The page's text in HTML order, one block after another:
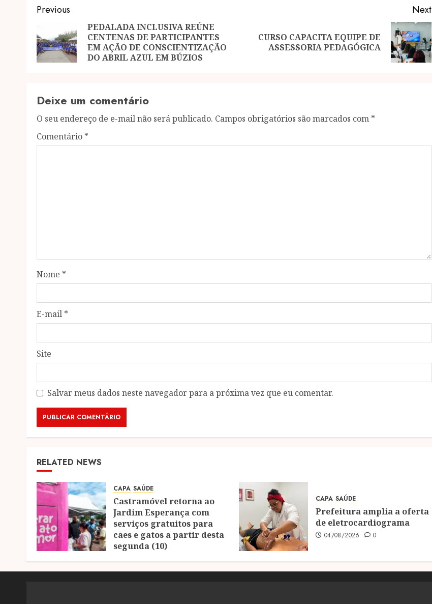
Post
navigation
Previous
Previous
PEDALADA INCLUSIVA REÚNE
CENTENAS DE PARTICIPANTES
EM AÇÃO DE CONSCIENTIZAÇÃO
DO ABRIL AZUL EM BÚZIOS
Next
CURSO CAPACITA EQUIPE DE
ASSESSORIA PEDAGÓGICA
Deixe um comentário
O seu endereço de e-mail não será publicado. Campos obrigatórios são marcados com *
Comentário *
Nome *
E-mail *
Site
Salvar meus dados neste navegador para a próxima vez que eu comentar.
RELATED NEWS
CAPA SAÚDE
Castramóvel retorna ao
Jardim Esperança com
serviços gratuitos para
cães e gatos a partir desta
segunda (10)
CAPA SAÚDE
Prefeitura amplia a oferta
de eletrocardiograma
04/08/2026 0